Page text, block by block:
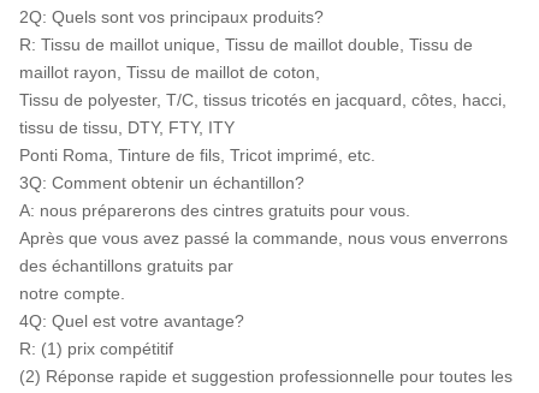
2Q: Quels sont vos principaux produits?
R: Tissu de maillot unique, Tissu de maillot double, Tissu de
maillot rayon, Tissu de maillot de coton,
Tissu de polyester, T/C, tissus tricotés en jacquard, côtes, hacci,
tissu de tissu, DTY, FTY, ITY
Ponti Roma, Tinture de fils, Tricot imprimé, etc.
3Q: Comment obtenir un échantillon?
A: nous préparerons des cintres gratuits pour vous.
Après que vous avez passé la commande, nous vous enverrons
des échantillons gratuits par
notre compte.
4Q: Quel est votre avantage?
R: (1) prix compétitif
(2) Réponse rapide et suggestion professionnelle pour toutes les